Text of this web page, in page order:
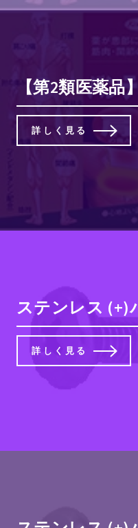
【第2類医薬
詳しく見る
ステンレス (+)
詳しく見る